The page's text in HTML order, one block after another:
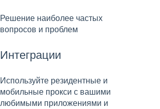
Решение наиболее частых
вопросов и проблем
Интеграции
Используйте резидентные и
мобильные прокси с вашими
любимыми приложениями и